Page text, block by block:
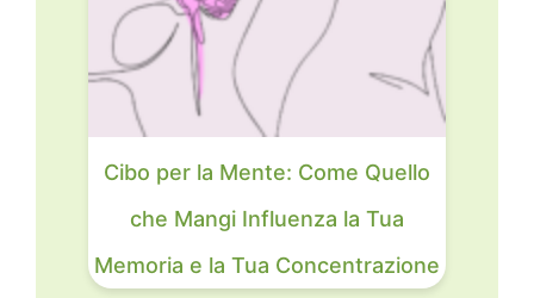
Cibo per la Mente: Come Quello
che Mangi Influenza la Tua
Memoria e la Tua Concentrazione